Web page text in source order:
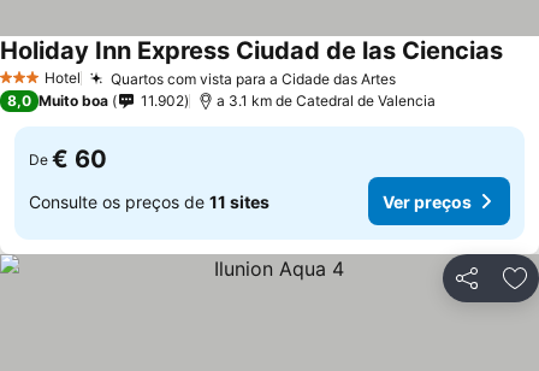
3 EstrelasHotel Quartos com vista para a Cidade das Artes
Holiday Inn Express Ciudad de las Ciencias
8,0 Muito boa 11.902 a 3.1 km de Catedral de Valencia
De € 60
Consulte os preços de 11 sites Ver preços
Partilhar